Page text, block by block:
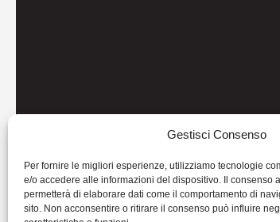
Gestisci Consenso
Per fornire le migliori esperienze, utilizziamo tecnologie
e/o accedere alle informazioni del dispositivo. Il consenso
permetterà di elaborare dati come il comportamento di
sito. Non acconsentire o ritirare il consenso può influire